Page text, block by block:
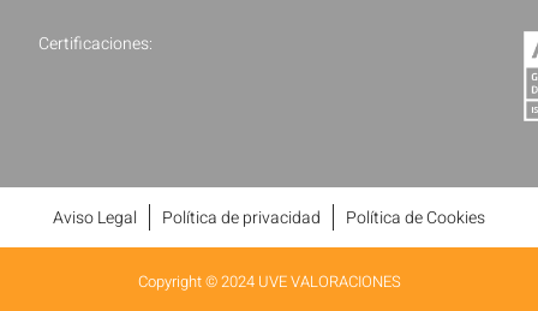
Certificaciones:
Aviso Legal Política de privacidad Política de Cookies
Copyright © 2024 UVE VALORACIONES